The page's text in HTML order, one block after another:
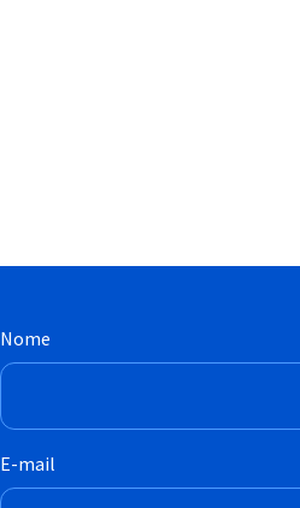
Nome
E-mail